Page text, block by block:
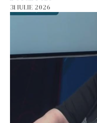
31 IULIE 2026